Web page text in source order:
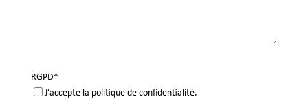
RGPD*
J’accepte la politique de confidentialité.